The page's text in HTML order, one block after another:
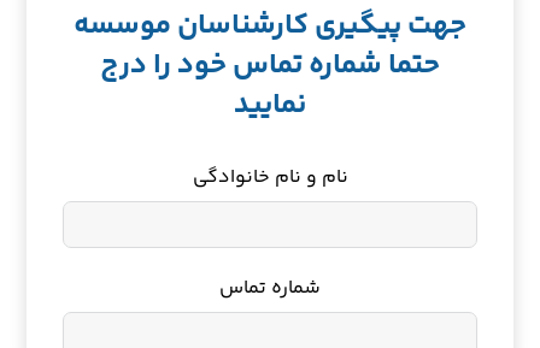
جهت پیگیری کارشناسان موسسه
حتما شماره تماس خود را درج
نمایید
نام و نام خانوادگی
شماره تماس